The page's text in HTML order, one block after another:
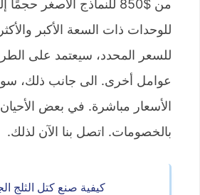
للوحدات ذات السعة الأكبر
للسعر المحدد، سيعتمد على
عوامل أخرى. الى جانب ذلك،
الأسعار مباشرة. في بعض
بالخصومات. اتصل بنا الآن لذلك.
كيفية صنع كتل الثلج